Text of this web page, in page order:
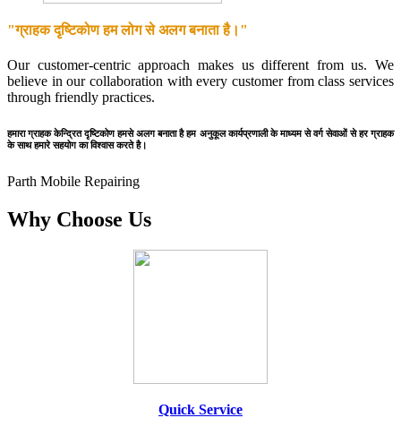
"ग्राहक दृष्टिकोण हम लोग से अलग बनाता है।"
Our customer-centric approach makes us different from us. We
believe in our collaboration with every customer from class services
through friendly practices.
हमारा ग्राहक केन्द्रित दृष्टिकोण हमसे अलग बनाता है हम अनुकूल कार्यप्रणाली के माध्यम से वर्ग सेवाओं से हर ग्राहक
के साथ हमारे सहयोग का विश्वास करते है।
Parth Mobile Repairing
Why Choose Us
Quick Service